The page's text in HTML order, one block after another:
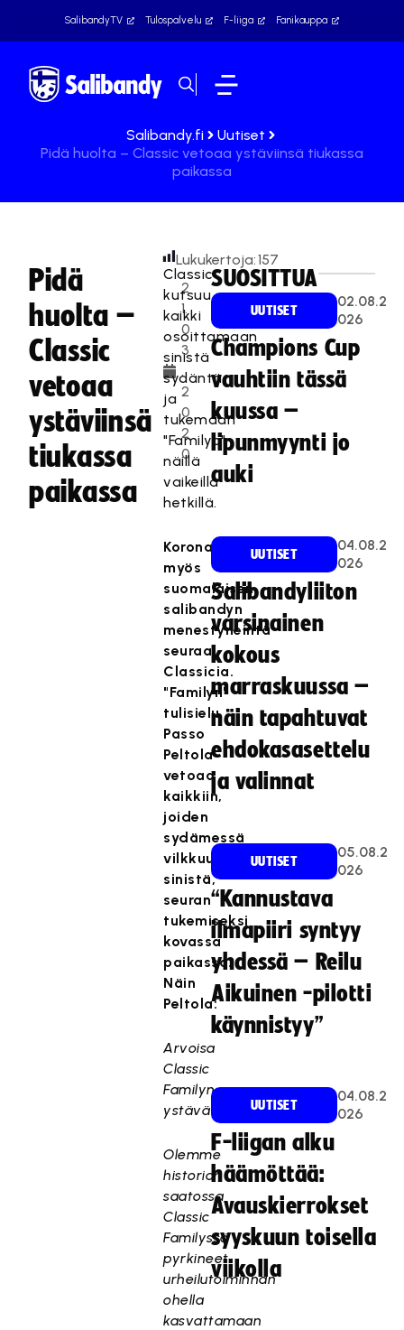
SalibandyTV Tulospalvelu F-liiga Fanikauppa
Salibandy.fi
Uutiset
Pidä huolta – Classic vetoaa ystäviinsä tiukassa
paikassa
Pidä
huolta –
Classic
vetoaa
ystäviinsä
tiukassa
paikassa
2
1.
0
3
.
2
0
2
0
Lukukertoja:157
Classic
kutsuu
kaikki
osoittamaan
sinistä
sydäntä
ja
tukemaan
"Familya"
näillä
vaikeilla
hetkillä.
Koronakoettelee
myös
suomalaisen
salibandyn
menestyneintä
seuraa
Classicia.
"Familyn"
tulisielu
Passo
Peltola
vetoaa
kaikkiin,
joiden
sydämessä
vilkkuu
sinistä,
seuran
tukemiseksi
kovassa
paikassa.
Näin
Peltola:
Arvoisa
Classic
Familyn
ystävä
Olemme
historian
saatossa
Classic
Familyssä
pyrkineet
urheilutoiminnan
ohella
kasvattamaan
SUOSITTUA
UUTISET
02.08.2
026
Champions Cup
vauhtiin tässä
kuussa –
lipunmyynti jo
auki
UUTISET
04.08.2
026
Salibandyliiton
varsinainen
kokous
marraskuussa –
näin tapahtuvat
ehdokasasettelu
ja valinnat
UUTISET
05.08.2
026
“Kannustava
ilmapiiri syntyy
yhdessä – Reilu
Aikuinen -pilotti
käynnistyy”
UUTISET
04.08.2
026
F-liigan alku
häämöttää:
Avauskierrokset
syyskuun toisella
viikolla